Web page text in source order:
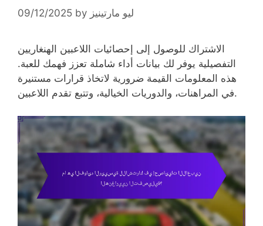
09/12/2025 by ليو مارتينيز
الاشتراك للوصول إلى إحصائيات اللاعبين الهنغاريين
التفصيلية يوفر لك بيانات أداء شاملة تعزز فهمك للعبة.
هذه المعلومات القيمة ضرورية لاتخاذ قرارات مستنيرة
في المراهنات، والدوريات الخيالية، وتتبع تقدم اللاعبين.